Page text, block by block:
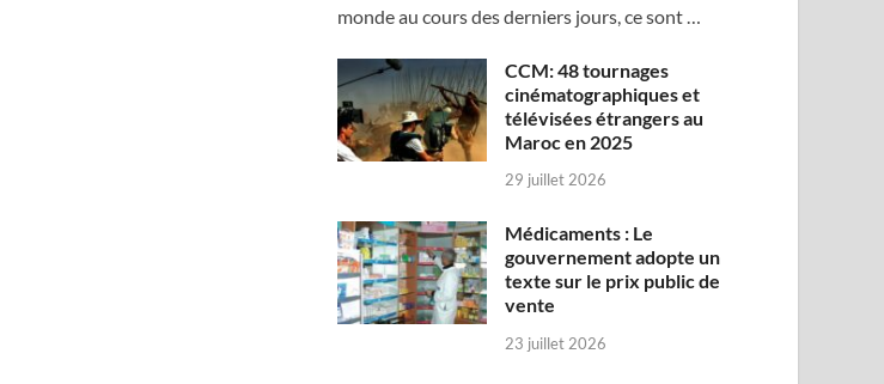
monde au cours des derniers jours, ce sont …
CCM: 48 tournages
cinématographiques et
télévisées étrangers au
Maroc en 2025
29 juillet 2026
Médicaments : Le
gouvernement adopte un
texte sur le prix public de
vente
23 juillet 2026